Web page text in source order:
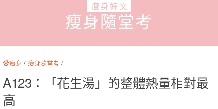
瘦身好文
瘦身隨堂考
愛瘦身 / 瘦身隨堂考 /
A123：「花生湯」的整體熱量相對最
高